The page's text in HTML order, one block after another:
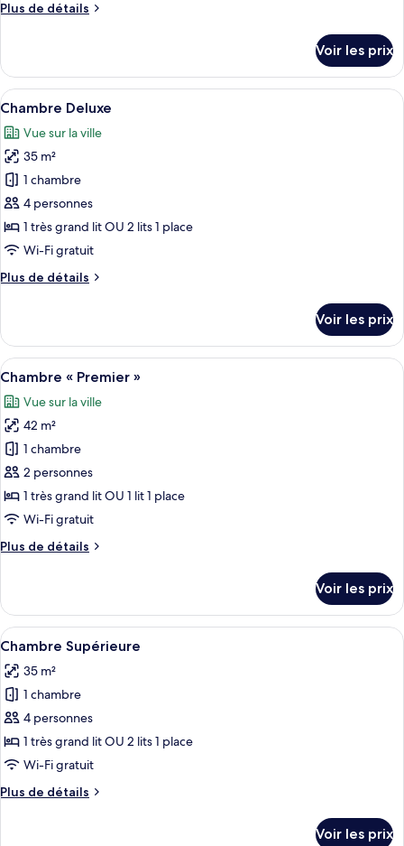
chambre :
Premier
»
Plus de détails
Plus
le
type
de
Chambre
«
Premier
Voir les prix
Afficher
toutes
les
photos
pour
ce
type
de
chambre :
Chambre
Une chambre d’hôtel moderne
6
Chambre Deluxe
Vue sur la ville
35 m²
1 chambre
4 personnes
1 très grand lit OU 2 lits 1 place
Wi-Fi gratuit
Plus de détails
Plus
le
type
de
Chambre
Deluxe
Voir les prix
Afficher
toutes
les
photos
pour
ce
type
de
chambre :
Chambre
»
Une chambre d’hôtel moderne
6
Chambre « Premier »
Vue sur la ville
42 m²
1 chambre
2 personnes
1 très grand lit OU 1 lit 1 place
Wi-Fi gratuit
Plus de détails
Plus
le
type
de
Chambre
»
Voir les prix
Afficher
toutes
les
photos
pour
ce
type
chambre :
Une chambre d’hôtel avec un grand
4
Chambre Supérieure
35 m²
1 chambre
4 personnes
1 très grand lit OU 2 lits 1 place
Wi-Fi gratuit
Plus de détails
Plus
Voir les prix